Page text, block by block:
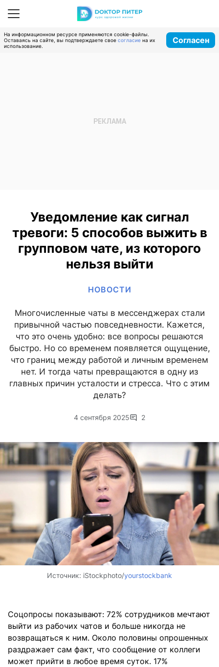
На информационном ресурсе применяются cookie-файлы.
Оставаясь на сайте, вы подтверждаете свое согласие на их
использование.
Согласен
Уведомление как сигнал
тревоги: 5 способов выжить в
групповом чате, из которого
нельзя выйти
НОВОСТИ
Многочисленные чаты в мессенджерах стали
привычной частью повседневности. Кажется,
что это очень удобно: все вопросы решаются
быстро. Но со временем появляется ощущение,
что границ между работой и личным временем
нет. И тогда чаты превращаются в одну из
главных причин усталости и стресса. Что с этим
делать?
4 сентября 2025 2
Источник: iStockphoto/yourstockbank
Соцопросы показывают: 72% сотрудников мечтают
выйти из рабочих чатов и больше никогда не
возвращаться к ним. Около половины опрошенных
раздражает сам факт, что сообщение от коллеги
может прийти в любое время суток. 17%